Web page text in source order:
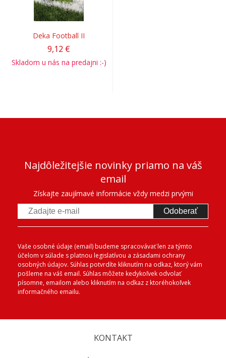
Deka Football II
9,12 €
Skladom u nás na predajni :-)
Najdôležitejšie novinky priamo na váš
email
Získajte zaujímavé informácie vždy medzi prvými
Odoberať
Vaše osobné údaje (email) budeme spracovávať len za týmto
účelom v súlade s platnou legislatívou a zásadami ochrany
osobných údajov. Súhlas potvrdíte kliknutím na odkaz, ktorý vám
pošleme na váš email. Súhlas môžete kedykoľvek odvolať
písomne, emailom alebo kliknutím na odkaz z ktoréhokoľvek
informačného emailu.
KONTAKT